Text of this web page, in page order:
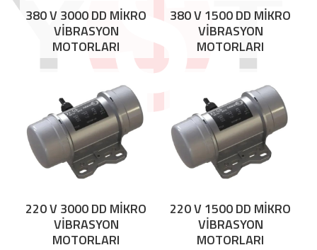
380 V 3000 DD MİKRO
VİBRASYON
MOTORLARI
380 V 1500 DD MİKRO
VİBRASYON
MOTORLARI
220 V 3000 DD MİKRO
VİBRASYON
MOTORLARI
220 V 1500 DD MİKRO
VİBRASYON
MOTORLARI